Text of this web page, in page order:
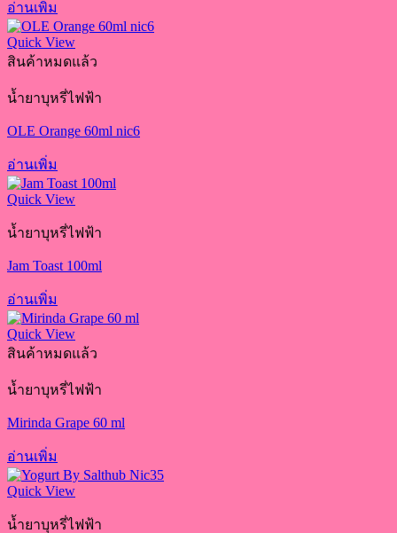
อ่านเพิ่ม
Quick View
สินค้าหมดแล้ว
น้ำยาบุหรี่ไฟฟ้า
OLE Orange 60ml nic6
อ่านเพิ่ม
Quick View
น้ำยาบุหรี่ไฟฟ้า
Jam Toast 100ml
อ่านเพิ่ม
Quick View
สินค้าหมดแล้ว
น้ำยาบุหรี่ไฟฟ้า
Mirinda Grape 60 ml
อ่านเพิ่ม
Quick View
น้ำยาบุหรี่ไฟฟ้า